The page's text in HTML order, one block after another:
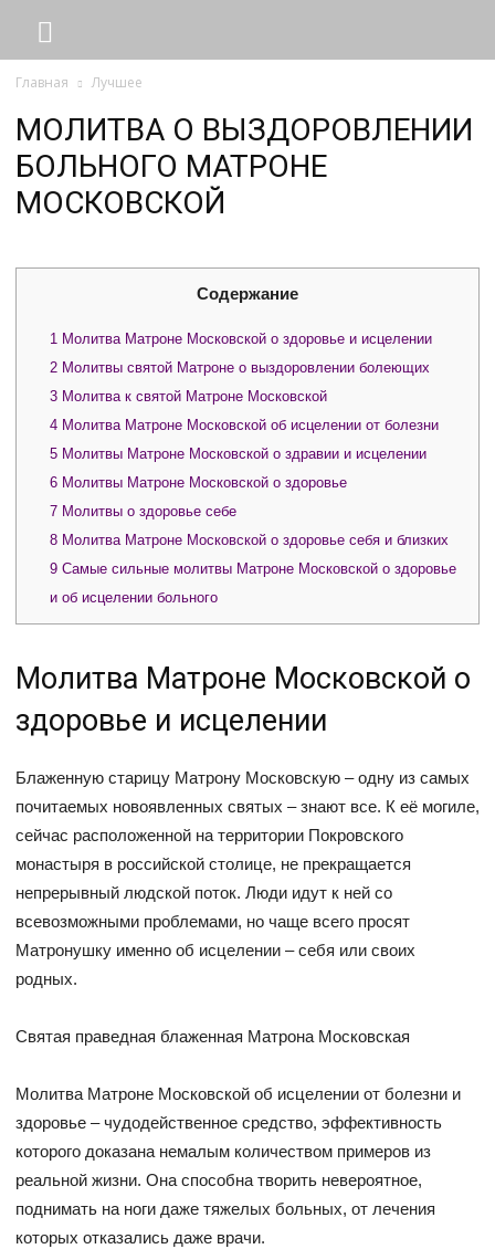
Главная Лучшее
МОЛИТВА О ВЫЗДОРОВЛЕНИИ
БОЛЬНОГО МАТРОНЕ
МОСКОВСКОЙ
Содержание
1 Молитва Матроне Московской о здоровье и исцелении
2 Молитвы святой Матроне о выздоровлении болеющих
3 Молитва к святой Матроне Московской
4 Молитва Матроне Московской об исцелении от болезни
5 Молитвы Матроне Московской о здравии и исцелении
6 Молитвы Матроне Московской о здоровье
7 Молитвы о здоровье себе
8 Молитва Матроне Московской о здоровье себя и близких
9 Самые сильные молитвы Матроне Московской о здоровье
и об исцелении больного
Молитва Матроне Московской о
здоровье и исцелении
Блаженную старицу Матрону Московскую – одну из самых
почитаемых новоявленных святых – знают все. К её могиле,
сейчас расположенной на территории Покровского
монастыря в российской столице, не прекращается
непрерывный людской поток. Люди идут к ней со
всевозможными проблемами, но чаще всего просят
Матронушку именно об исцелении – себя или своих
родных.
Святая праведная блаженная Матрона Московская
Молитва Матроне Московской об исцелении от болезни и
здоровье – чудодейственное средство, эффективность
которого доказана немалым количеством примеров из
реальной жизни. Она способна творить невероятное,
поднимать на ноги даже тяжелых больных, от лечения
которых отказались даже врачи.